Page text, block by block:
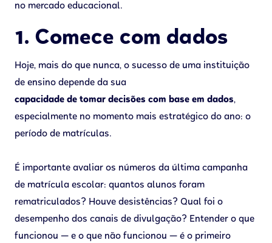
no mercado educacional.
1. Comece com dados
Hoje, mais do que nunca, o sucesso de uma instituição
de ensino depende da sua
capacidade de tomar decisões com base em dados,
especialmente no momento mais estratégico do ano: o
período de matrículas.
É importante avaliar os números da última campanha
de matrícula escolar: quantos alunos foram
rematriculados? Houve desistências? Qual foi o
desempenho dos canais de divulgação? Entender o que
funcionou — e o que não funcionou — é o primeiro